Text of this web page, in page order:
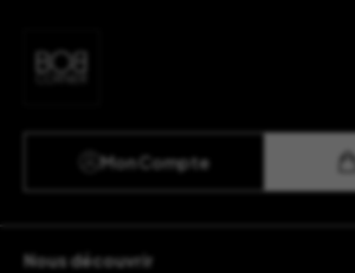
Mon Compte
Nous découvrir